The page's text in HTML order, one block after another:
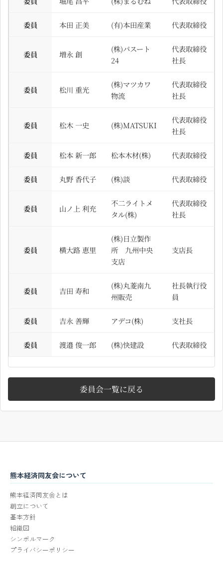
委員 本田 正美 (有)本田産業 代表取締役
委員 増永 創
(株)パスート
24
代表取締役
社長
委員 松川 重光
(株)マツカワ
物流
代表取締役
社長
委員 松木 一史 (株)MATSUKI
代表取締役
社長
委員 松本 新一郎 松本木材(株) 代表取締役
委員 丸野 香代子 (株)談 代表取締役
委員 山ノ上 利充
不二ライトメ
タル(株)
代表取締役
社長
委員 横大路 恵里
(株)日立製作
所 九州中央
支店
支店長
委員 吉田 寿和
(株)丸菱南九
州販売
社長執行役
員
委員 吉永 善輝 アデコ(株) 支社長
委員 渡邉 俊一郎 (株)快建設 代表取締役
委員会一覧に戻る
熊本経済同友会について
熊本経済同友会とは
創立について
基本方針
組織図
シンボルマーク
プライバシーポリシー